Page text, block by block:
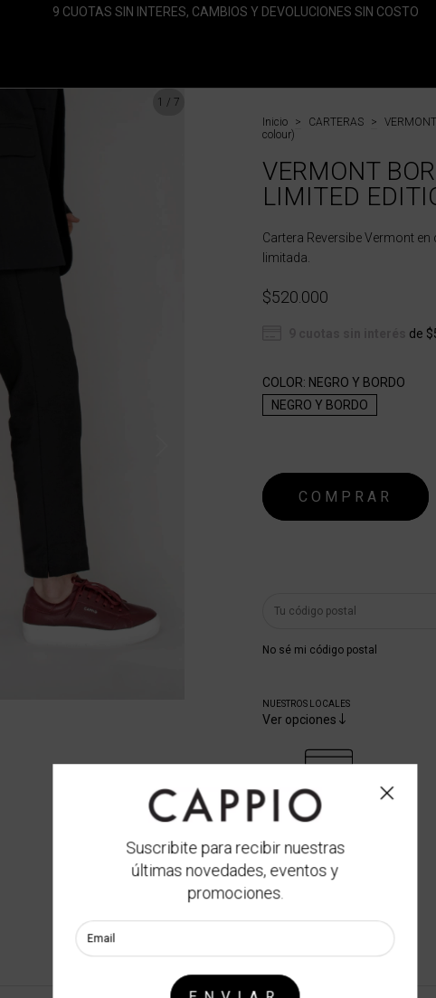
9 CUOTAS SIN INTERES, CAMBIOS Y DEVOLUCIONES SIN COSTO
1 / 7
Inicio
> CARTERAS >
colour)
VERMONT
LIMITED
Cartera Reversibe Vermont
limitada.
$520.000
de
COLOR: NEGRO Y BORDO
NEGRO Y BORDO
No sé mi código postal
NUESTROS LOCALES
Ver opciones
CUOTAS SIN INTERÉS
Suscribite para recibir nuestras
últimas novedades, eventos y
promociones.